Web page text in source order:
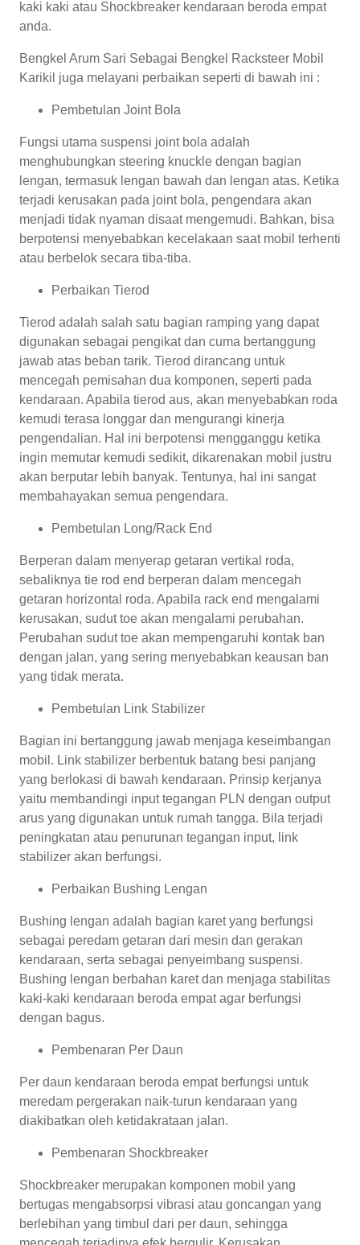
kaki kaki atau Shockbreaker kendaraan beroda empat
anda.
Bengkel Arum Sari Sebagai Bengkel Racksteer Mobil
Karikil juga melayani perbaikan seperti di bawah ini :
Pembetulan Joint Bola
Fungsi utama suspensi joint bola adalah
menghubungkan steering knuckle dengan bagian
lengan, termasuk lengan bawah dan lengan atas. Ketika
terjadi kerusakan pada joint bola, pengendara akan
menjadi tidak nyaman disaat mengemudi. Bahkan, bisa
berpotensi menyebabkan kecelakaan saat mobil terhenti
atau berbelok secara tiba-tiba.
Perbaikan Tierod
Tierod adalah salah satu bagian ramping yang dapat
digunakan sebagai pengikat dan cuma bertanggung
jawab atas beban tarik. Tierod dirancang untuk
mencegah pemisahan dua komponen, seperti pada
kendaraan. Apabila tierod aus, akan menyebabkan roda
kemudi terasa longgar dan mengurangi kinerja
pengendalian. Hal ini berpotensi mengganggu ketika
ingin memutar kemudi sedikit, dikarenakan mobil justru
akan berputar lebih banyak. Tentunya, hal ini sangat
membahayakan semua pengendara.
Pembetulan Long/Rack End
Berperan dalam menyerap getaran vertikal roda,
sebaliknya tie rod end berperan dalam mencegah
getaran horizontal roda. Apabila rack end mengalami
kerusakan, sudut toe akan mengalami perubahan.
Perubahan sudut toe akan mempengaruhi kontak ban
dengan jalan, yang sering menyebabkan keausan ban
yang tidak merata.
Pembetulan Link Stabilizer
Bagian ini bertanggung jawab menjaga keseimbangan
mobil. Link stabilizer berbentuk batang besi panjang
yang berlokasi di bawah kendaraan. Prinsip kerjanya
yaitu membandingi input tegangan PLN dengan output
arus yang digunakan untuk rumah tangga. Bila terjadi
peningkatan atau penurunan tegangan input, link
stabilizer akan berfungsi.
Perbaikan Bushing Lengan
Bushing lengan adalah bagian karet yang berfungsi
sebagai peredam getaran dari mesin dan gerakan
kendaraan, serta sebagai penyeimbang suspensi.
Bushing lengan berbahan karet dan menjaga stabilitas
kaki-kaki kendaraan beroda empat agar berfungsi
dengan bagus.
Pembenaran Per Daun
Per daun kendaraan beroda empat berfungsi untuk
meredam pergerakan naik-turun kendaraan yang
diakibatkan oleh ketidakrataan jalan.
Pembenaran Shockbreaker
Shockbreaker merupakan komponen mobil yang
bertugas mengabsorpsi vibrasi atau goncangan yang
berlebihan yang timbul dari per daun, sehingga